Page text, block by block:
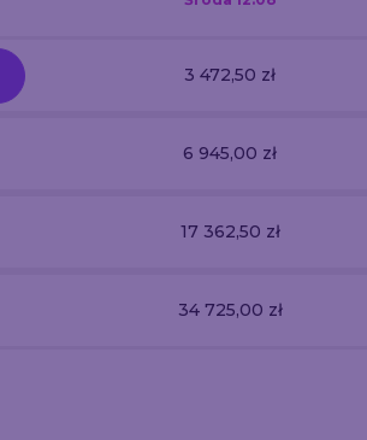
3 472,50 zł
6 945,00 zł
17 362,50 zł
34 725,00 zł